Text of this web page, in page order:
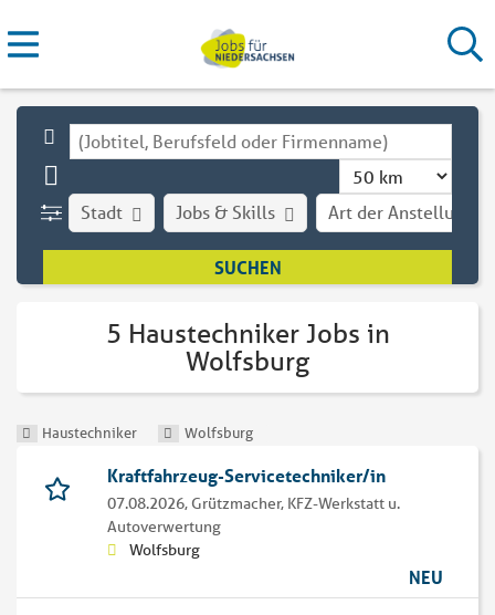
Stadt Art der Anstellung
Jobs & Skills
5 Haustechniker Jobs in
Wolfsburg
Haustechniker Wolfsburg
Kraftfahrzeug-Servicetechniker/in
07.08.2026, Grützmacher, KFZ-Werkstatt u.
Autoverwertung
Wolfsburg
NEU